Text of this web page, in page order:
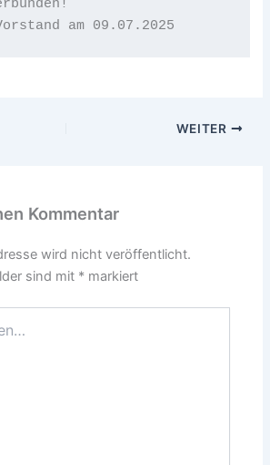
am 09.07.2025
WEITER
Kommentar
wird nicht veröffentlicht.
sind mit * markiert